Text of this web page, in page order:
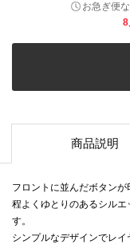
お急ぎ便
8
商品説明
フロントに並んだボタンが
程よくゆとりのあるシル
す。
シンプルなデザインでレ